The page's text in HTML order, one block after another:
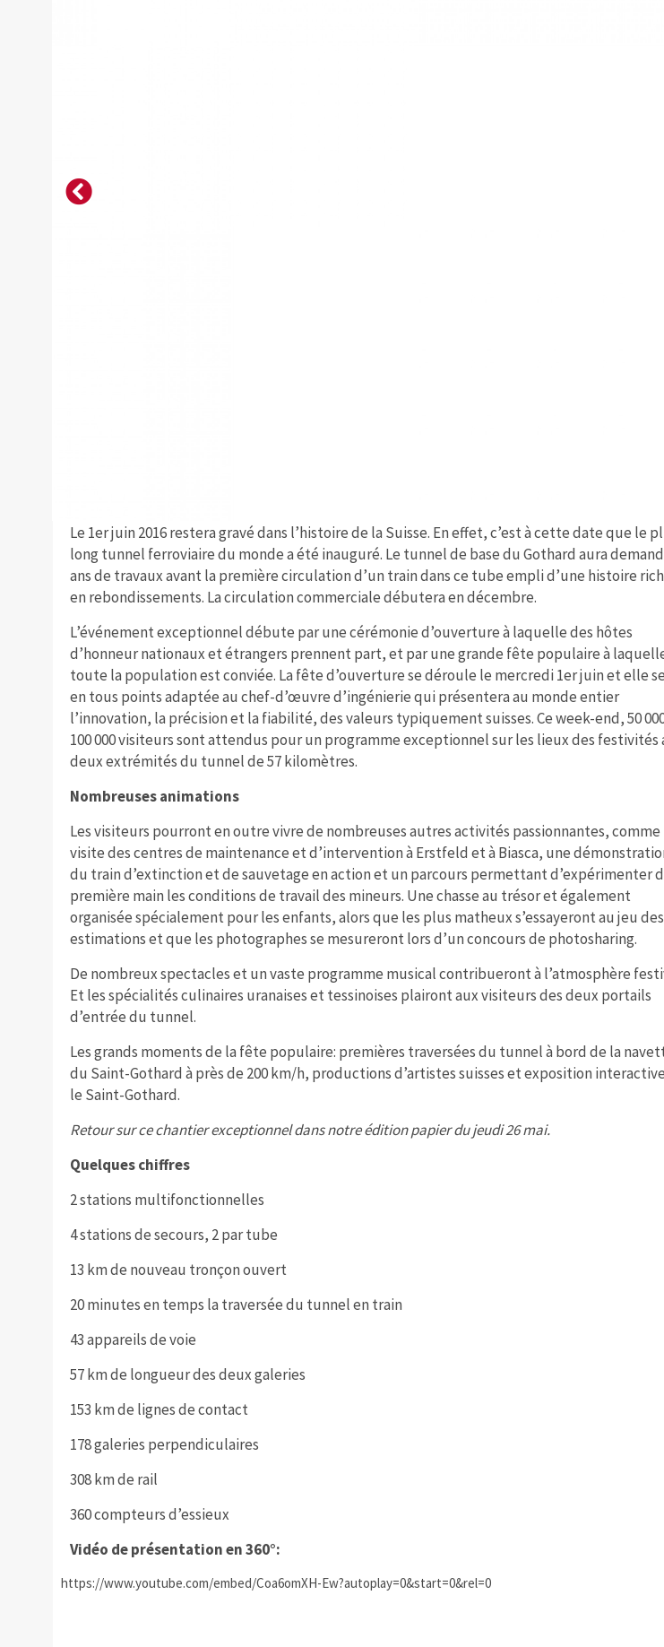
Le 1er juin 2016 restera gravé dans l’histoire de la Suisse. En effet, c’est à cette date que le
long tunnel ferroviaire du monde a été inauguré. Le tunnel de base du Gothard aura
ans de travaux avant la première circulation d’un train dans ce tube empli d’une histoire
en rebondissements. La circulation commerciale débutera en décembre.
L’événement exceptionnel débute par une cérémonie d’ouverture à laquelle des hôtes
d’honneur nationaux et étrangers prennent part, et par une grande fête populaire à
toute la population est conviée. La fête d’ouverture se déroule le mercredi 1er juin et elle
en tous points adaptée au chef-d’œuvre d’ingénierie qui présentera au monde entier
l’innovation, la précision et la fiabilité, des valeurs typiquement suisses. Ce week-end, 50
100 000 visiteurs sont attendus pour un programme exceptionnel sur les lieux des festivités
deux extrémités du tunnel de 57 kilomètres.
Nombreuses animations
Les visiteurs pourront en outre vivre de nombreuses autres activités passionnantes, comme
visite des centres de maintenance et d’intervention à Erstfeld et à Biasca, une
du train d’extinction et de sauvetage en action et un parcours permettant d’expérimenter
première main les conditions de travail des mineurs. Une chasse au trésor et également
organisée spécialement pour les enfants, alors que les plus matheux s’essayeront au jeu des
estimations et que les photographes se mesureront lors d’un concours de photosharing.
De nombreux spectacles et un vaste programme musical contribueront à l’atmosphère
Et les spécialités culinaires uranaises et tessinoises plairont aux visiteurs des deux portails
d’entrée du tunnel.
Les grands moments de la fête populaire: premières traversées du tunnel à bord de la
du Saint-Gothard à près de 200 km/h, productions d’artistes suisses et exposition
le Saint-Gothard.
Retour sur ce chantier exceptionnel dans notre édition papier du jeudi 26 mai.
Quelques chiffres
2 stations multifonctionnelles
4 stations de secours, 2 par tube
13 km de nouveau tronçon ouvert
20 minutes en temps la traversée du tunnel en train
43 appareils de voie
57 km de longueur des deux galeries
153 km de lignes de contact
178 galeries perpendiculaires
308 km de rail
360 compteurs d’essieux
Vidéo de présentation en 360°:
https://www.youtube.com/embed/Coa6omXH-Ew?autoplay=0&start=0&rel=0